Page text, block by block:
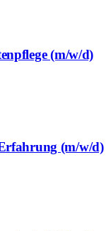
(m/w/d)
(m/w/d)